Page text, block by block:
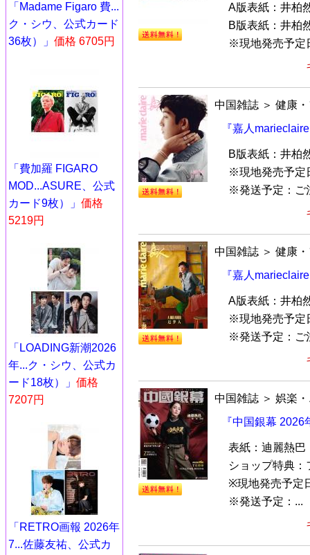
「Madame Figaro 費...
ク・シウ、公式カード
36枚）」 価格 6705円
「費加羅 FIGARO
MOD...ASURE、公式
カード9枚）」 価格
5219円
「LOADING新潮2026
年...ク・シウ、公式カ
ード18枚）」 価格
7207円
「RETRO画報 2026年
7...佐藤友祐、公式カ
A版表紙：井柏
B版表紙：井柏
※現地発売予定
中国雑誌 ＞ 健康
『嘉人
B版表紙：井柏
※現地発売予定
※発送予定：ご
中国雑誌 ＞ 健康
『嘉人
A版表紙：井柏
※現地発売予定
※発送予定：ご
中国雑誌 ＞ 娯楽
『中国銀幕
表紙：迪麗熱巴
ショップ特典：
※現地発売予定
※発送予定：...